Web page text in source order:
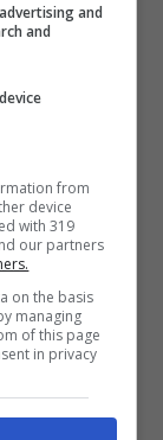
2020
il valore
trend
popolarità
and
and
from
device
with 319
our partners
on the basis
managing
of this page
in privacy